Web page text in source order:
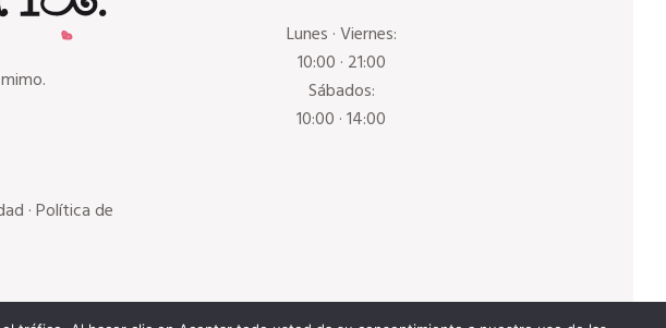
·Política de
Lunes · Viernes:
10:00 · 21:00
Sábados:
10:00 · 14:00